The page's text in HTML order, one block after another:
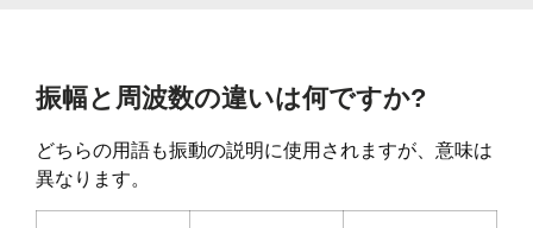
振幅と周波数の違いは何ですか?
どちらの用語も振動の説明に使用されますが、意味は
異なります。